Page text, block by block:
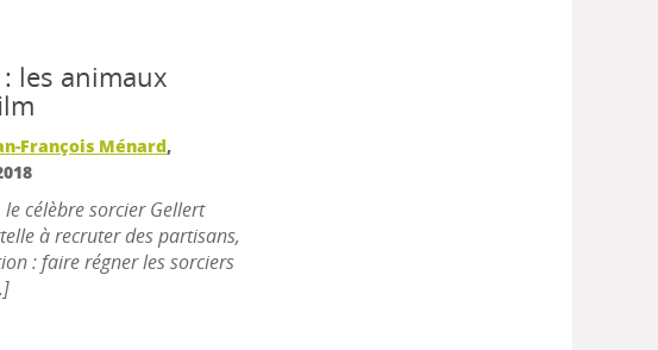
les animaux
François Ménard,
célèbre sorcier Gellert
à recruter des partisans,
: faire régner les sorciers